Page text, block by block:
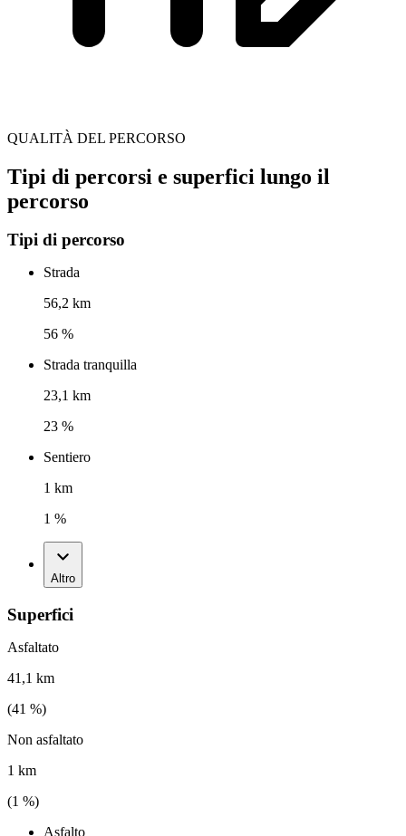
QUALITÀ DEL PERCORSO
Tipi di percorsi e superfici lungo il
percorso
Tipi di percorso
Strada
56,2 km
56 %
Strada tranquilla
23,1 km
23 %
Sentiero
1 km
1 %
Altro
Superfici
Asfaltato
41,1 km
(41 %)
Non asfaltato
1 km
(1 %)
Asfalto